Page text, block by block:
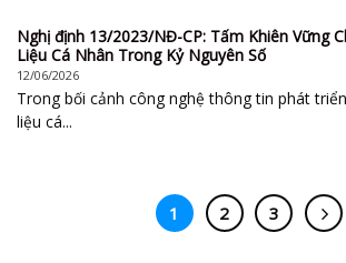
Nghị định 13/2023/NĐ-CP: Tấm Khiên Vững
Liệu Cá Nhân Trong Kỷ Nguyên Số
12/06/2026
Trong bối cảnh công nghệ thông tin phát
liệu cá...
1 2 3